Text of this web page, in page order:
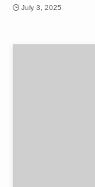
July 3, 2025